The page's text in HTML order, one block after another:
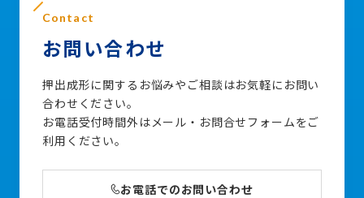
Contact
お問い合わせ
押出成形に関するお悩みやご相談はお気軽にお問い
合わせください。
お電話受付時間外はメール・お問合せフォームをご
利用ください。
お電話でのお問い合わせ